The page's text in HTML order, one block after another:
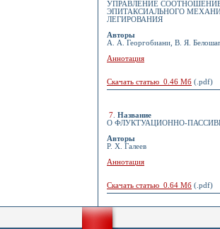
УПРАВЛЕНИЕ
ЭПИТАКСИАЛЬНОГО
ЛЕГИРОВАНИЯ
Авторы
А. А. Георгобиани, В. Я.
Аннотация
Скачать статью 0.46 Мб (.pdf)
7 Название
О ФЛУКТУАЦИОННО-
Авторы
Р. Х. Галеев
Аннотация
Скачать статью 0.64 Мб (.pdf)